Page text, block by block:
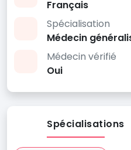
Français
Spécialisation
Médecin
Médecin vérifié
Oui
Spécialisations